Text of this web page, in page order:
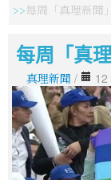
每周「真理新聞
每周「真
真理新聞 / 12